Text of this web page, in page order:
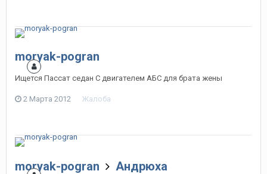
moryak-pogran
Ищется Пассат седан С двигателем АБС для брата жены
2 Марта 2012 Жалоба
moryak-pogran Андрюха